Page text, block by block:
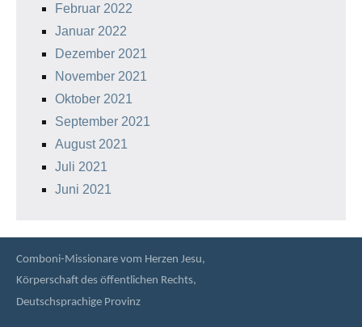
Februar 2022
Januar 2022
Dezember 2021
November 2021
Oktober 2021
September 2021
August 2021
Juli 2021
Juni 2021
Comboni-Missionare vom Herzen Jesu,
Körperschaft des öffentlichen Rechts,
Deutschsprachige Provinz